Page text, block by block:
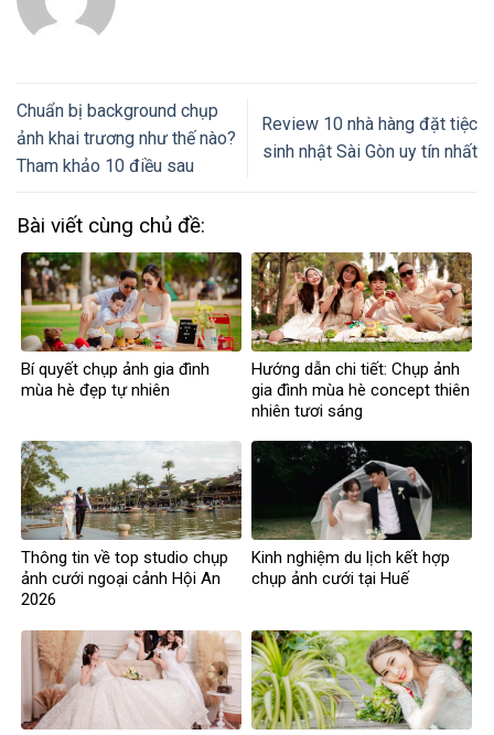
Chuẩn bị background chụp
ảnh khai trương như thế nào?
Tham khảo 10 điều sau
Review 10 nhà hàng đặt tiệc
sinh nhật Sài Gòn uy tín nhất
Bài viết cùng chủ đề:
Bí quyết chụp ảnh gia đình
mùa hè đẹp tự nhiên
Hướng dẫn chi tiết: Chụp ảnh
gia đình mùa hè concept thiên
nhiên tươi sáng
Thông tin về top studio chụp
ảnh cưới ngoại cảnh Hội An
2026
Kinh nghiệm du lịch kết hợp
chụp ảnh cưới tại Huế